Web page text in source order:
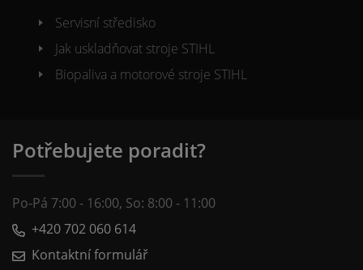
Servisní středisko
Jak uskladňovat stroje STIHL
Biopaliva a motorové stroje STIHL
Potřebujete poradit?
Po-Pá 7:00 - 16:00, So: 8:00 - 11:00
+420 702 060 614
Kontaktní formulář